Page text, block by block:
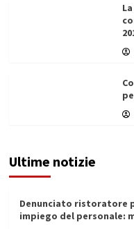
Ultime notizie
Denunciato ristoratore
impiego del personale: